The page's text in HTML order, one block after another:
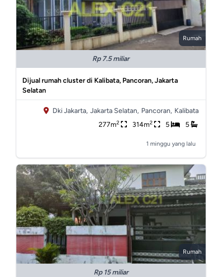
Rumah
Rp 7.5 miliar
Dijual rumah cluster di Kalibata, Pancoran, Jakarta
Selatan
Dki Jakarta, Jakarta Selatan, Pancoran, Kalibata
277m2 314m2 5 5
1 minggu yang lalu
Rumah
Rp 15 miliar